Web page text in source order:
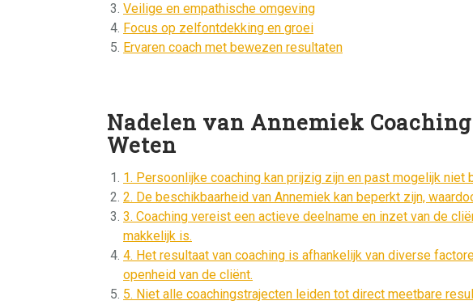
Veilige en empathische omgeving
Focus op zelfontdekking en groei
Ervaren coach met bewezen resultaten
Nadelen van Annemiek
Weten
1. Persoonlijke coaching kan prijzig zijn en past mogelijk niet
2. De beschikbaarheid van Annemiek kan beperkt zijn,
3. Coaching vereist een actieve deelname en inzet van de
makkelijk is.
4. Het resultaat van coaching is afhankelijk van diverse
openheid van de cliënt.
5. Niet alle coachingstrajecten leiden tot direct meetbare